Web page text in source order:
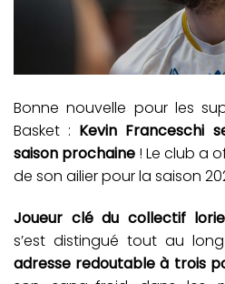
Bonne nouvelle pour les
Basket : Kevin Franceschi
saison prochaine ! Le club a
de son ailier pour la saison
Joueur clé du collectif
s’est distingué tout au
adresse redoutable à trois